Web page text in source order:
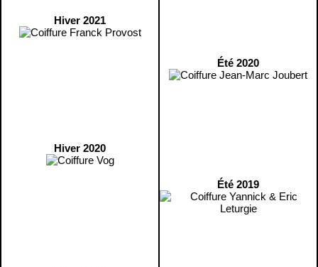
Hiver 2021
Hiver 2020
Été 2020
Été 2019